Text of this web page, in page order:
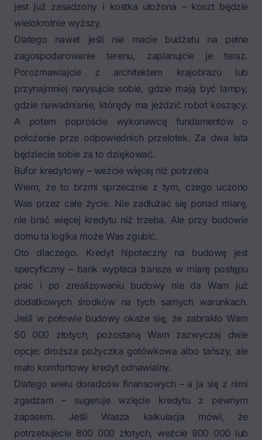
jest już zasadzony i kostka ułożona – koszt będzie
wielokrotnie wyższy.
Dlatego nawet jeśli nie macie budżetu na pełne
zagospodarowanie terenu, zaplanujcie je teraz.
Porozmawiajcie z architektem krajobrazu lub
przynajmniej narysujcie sobie, gdzie mają być lampy,
gdzie nawadnianie, którędy ma jeździć robot koszący.
A potem poproście wykonawcę fundamentów o
położenie prze odpowiednich przelotek. Za dwa lata
będziecie sobie za to dziękować.
Bufor kredytowy – weźcie więcej niż potrzeba
Wiem, że to brzmi sprzecznie z tym, czego uczono
Was przez całe życie. Nie zadłużać się ponad miarę,
nie brać więcej kredytu niż trzeba. Ale przy budowie
domu ta logika może Was zgubić.
Oto dlaczego. Kredyt hipoteczny na budowę jest
specyficzny – bank wypłaca transze w miarę postępu
prac i po zrealizowaniu budowy nie da Wam już
dodatkowych środków na tych samych warunkach.
Jeśli w połowie budowy okaże się, że zabrakło Wam
50 000 złotych, pozostaną Wam zazwyczaj dwie
opcje: droższa pożyczka gotówkowa albo tańszy, ale
mało komfortowy kredyt odnawialny.
Dlatego wielu doradców finansowych – a ja się z nimi
zgadzam – sugeruje wzięcie kredytu z pewnym
zapasem. Jeśli Wasza kalkulacja mówi, że
potrzebujecie 800 000 złotych, weźcie 900 000 lub